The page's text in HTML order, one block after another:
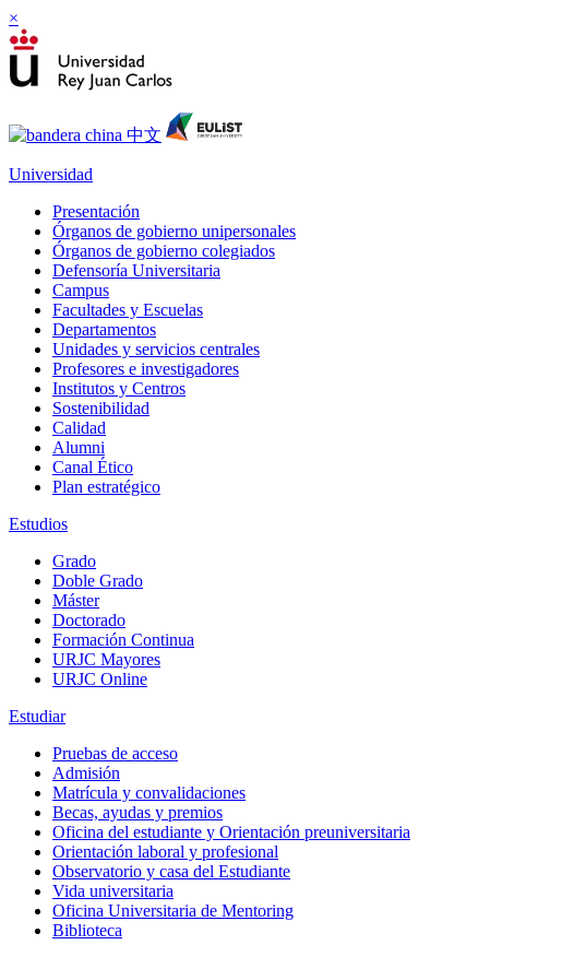
×
Universidad
Presentación
Órganos de gobierno unipersonales
Órganos de gobierno colegiados
Defensoría Universitaria
Campus
Facultades y Escuelas
Departamentos
Unidades y servicios centrales
Profesores e investigadores
Institutos y Centros
Sostenibilidad
Calidad
Alumni
Canal Ético
Plan estratégico
Estudios
Grado
Doble Grado
Máster
Doctorado
Formación Continua
URJC Mayores
URJC Online
Estudiar
Pruebas de acceso
Admisión
Matrícula y convalidaciones
Becas, ayudas y premios
Oficina del estudiante y Orientación preuniversitaria
Orientación laboral y profesional
Observatorio y casa del Estudiante
Vida universitaria
Oficina Universitaria de Mentoring
Biblioteca